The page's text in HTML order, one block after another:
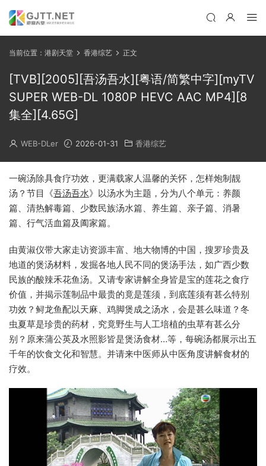
当前位置： 港剧天堂 香港综艺 正文
[TVB][2005][吾汤吾水][粤语/简繁中字][myTV
SUPER WEB-DL 1080P HEVC AAC MP4][8
集全][4.65G]
WEB-DLer 2026-01-31 香港综艺
一碗汤除具食疗功效，更满载家人温馨的关怀，怎样炮制靓
汤？节目《吾汤吾水》以汤水为主题，分为八个单元：养颜
篇、清热解毒篇、少数民族汤水篇、养生篇、亲子篇、消暑
篇、行气活血篇及阖家篇。
由黄淑仪带大家走访资源丰富、地大物博的中国，搜罗珍贵及
地道的煲汤材料，发掘各地人民不同的煲汤手法，如广西少数
民族的酸辣禾花鱼汤。又请专家讲解全身皆是宝的莲花之食疗
价值，并揭示莲制品中最贵的竟是莲须，到底莲须有甚么特别
功效？鲟龙鱼配以天麻、鸡脚煲成之汤水，会是甚么味道？冬
虫夏草是珍贵的药材，究竟野生与人工培植的虫草有甚么分
别？原来蒲公英及水照影皆是煲汤食材…等，每碗汤都展示出五
千年的饮食文化和智慧。并请来中医师从中医角度讲解食材的
疗效。